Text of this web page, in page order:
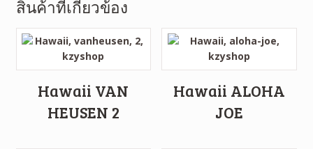
สินค้าที่เกี่ยวข้อง
Hawaii VAN
HEUSEN 2
Hawaii ALOHA
JOE